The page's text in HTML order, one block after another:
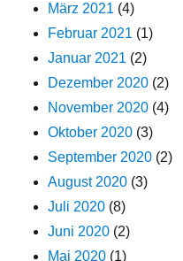
März 2021 (4)
Februar 2021 (1)
Januar 2021 (2)
Dezember 2020 (2)
November 2020 (4)
Oktober 2020 (3)
September 2020 (2)
August 2020 (3)
Juli 2020 (8)
Juni 2020 (2)
Mai 2020 (1)